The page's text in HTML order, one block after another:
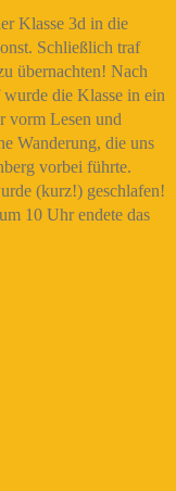
Klasse 3d in die
Schließlich traf
übernachten! Nach
die Klasse in ein
vorm Lesen und
Wanderung, die uns
vorbei führte.
(kurz!) geschlafen!
10 Uhr endete das